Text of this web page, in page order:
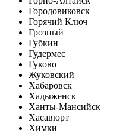
Городовиковск
Горячий Ключ
Грозный
Губкин
Гудермес
Гуково
Жуковский
Хабаровск
Хадыженск
Ханты-Мансийск
Хасавюрт
Химки